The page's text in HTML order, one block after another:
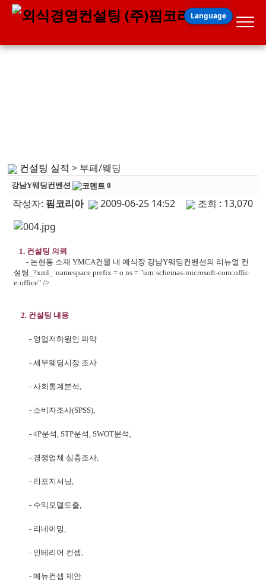
Language
컨설팅 실적 > 부페/웨딩
강남Y웨딩컨벤션 0
작성자: 핌코리아 2009-06-25 14:52 조회 : 13,070
1. 컨설팅 의뢰
- 논현동 소재 YMCA건물 내 예식장 강남Y웨딩컨벤션의 리뉴얼 컨
설팅_?xml_:namespace prefix = o ns = "urn:schemas-microsoft-com:offic
e:office" />
2. 컨설팅 내용
- 영업저하원인 파악
- 세부웨딩시장 조사
- 사회통계분석,
- 소비자조사(SPSS),
- 4P분석, STP분석, SWOT분석,
- 경쟁업체 심층조사,
- 리포지셔닝,
- 수익모델도출,
- 리네이밍,
- 인테리어 컨셉,
- 메뉴컨셉 제안